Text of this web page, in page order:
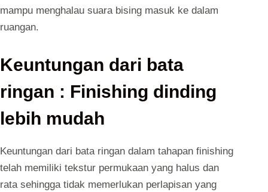
mampu menghalau suara bising masuk ke dalam
ruangan.
Keuntungan dari bata
ringan : Finishing dinding
lebih mudah
Keuntungan dari bata ringan dalam tahapan finishing
telah memiliki tekstur permukaan yang halus dan
rata sehingga tidak memerlukan perlapisan yang